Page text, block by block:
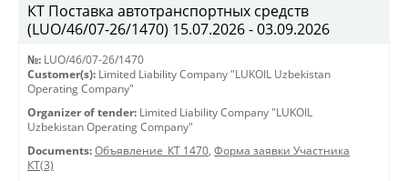
КТ Поставка автотранспортных средств
(LUO/46/07-26/1470) 15.07.2026 - 03.09.2026
№: LUO/46/07-26/1470
Customer(s): Limited Liability Company "LUKOIL Uzbekistan
Operating Company"
Organizer of tender: Limited Liability Company "LUKOIL
Uzbekistan Operating Company"
Documents: Объявление_КТ 1470, Форма заявки Участника
КТ(3)